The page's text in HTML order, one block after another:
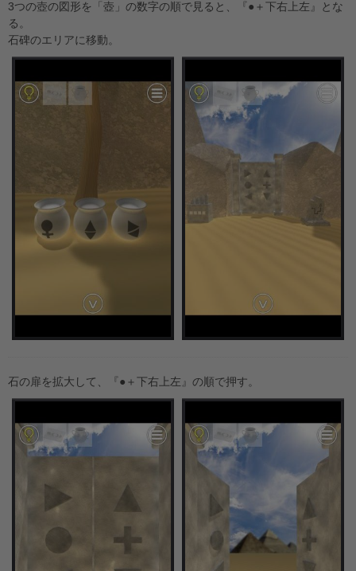
3つの壺の図形を「壺」の数字の順で見ると、『●＋下右上左』とな
る。
石碑のエリアに移動。
石の扉を拡大して、『●＋下右上左』の順で押す。